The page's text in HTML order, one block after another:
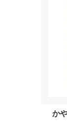
か